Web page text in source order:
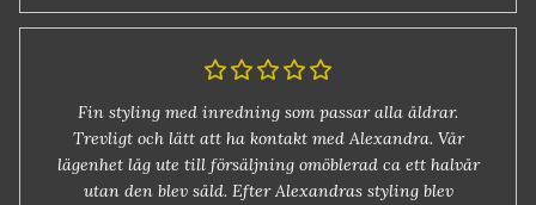
Fin styling med inredning som passar alla åldrar.
Trevligt och lätt att ha kontakt med Alexandra. Vår
lägenhet låg ute till försäljning omöblerad ca ett halvår
utan den blev såld. Efter Alexandras styling blev